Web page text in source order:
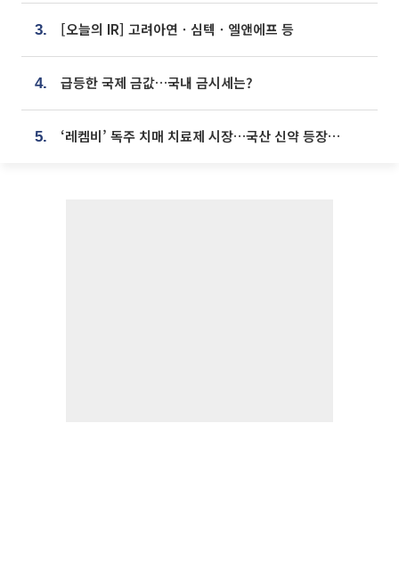
3. [오늘의 IR] 고려아연ㆍ심텍ㆍ엘앤에프 등
4. 급등한 국제 금값…국내 금시세는?
5. ‘레켐비’ 독주 치매 치료제 시장…국산 신약 등장하나